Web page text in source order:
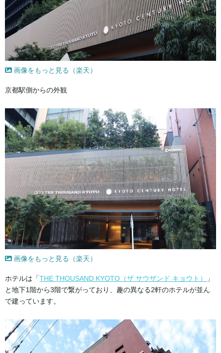
画像をもっと見る（楽天）
京都駅側からの外観
画像をもっと見る（楽天）
ホテルは「THE THOUSAND KYOTO（ザ サウザンド キョウト）
」
と地下1階から3階で繋がっており、趣の異なる2軒のホテルが並ん
で建っています。